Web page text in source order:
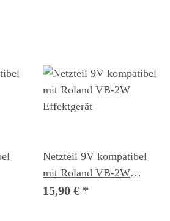
Netzteil 9V kompatibel
mit Roland VB-2W
Effektgerät
15,90 € *